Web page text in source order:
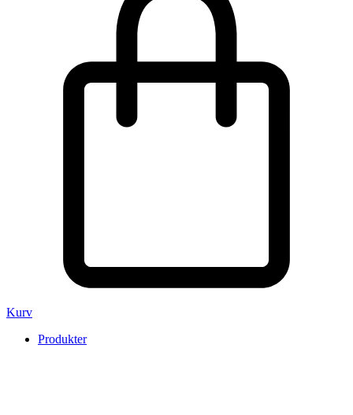
Kurv
Produkter